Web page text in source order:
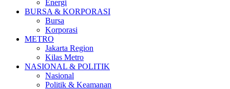
Energi
BURSA & KORPORASI
Bursa
Korporasi
METRO
Jakarta Region
Kilas Metro
NASIONAL & POLITIK
Nasional
Politik & Keamanan